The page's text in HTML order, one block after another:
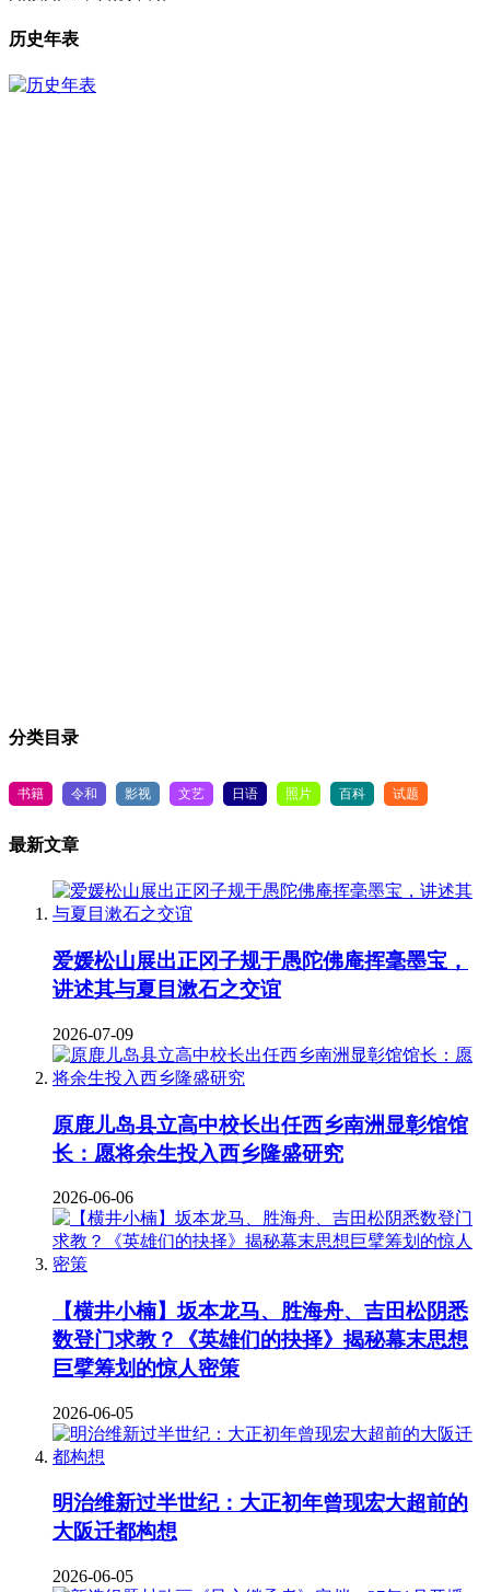
历史年表
分类目录
书籍 令和 影视 文艺 日语 照片 百科 试题
最新文章
爱媛松山展出正冈子规于愚陀佛庵挥毫墨宝，
讲述其与夏目漱石之交谊
2026-07-09
原鹿儿岛县立高中校长出任西乡南洲显彰馆馆
长：愿将余生投入西乡隆盛研究
2026-06-06
【横井小楠】坂本龙马、胜海舟、吉田松阴悉
数登门求教？《英雄们的抉择》揭秘幕末思想
巨擘筹划的惊人密策
2026-06-05
明治维新过半世纪：大正初年曾现宏大超前的
大阪迁都构想
2026-06-05